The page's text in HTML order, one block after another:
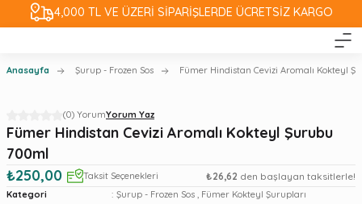
4,000 TL VE ÜZERİ SİPARİŞLERDE ÜCRETSİZ KARGO
Anasayfa Şurup - Frozen Sos Fümer Hindistan Cevizi Aromalı Kokteyl
(0) YorumYorum Yaz
Fümer Hindistan Cevizi Aromalı Kokteyl Şurubu
700ml
₺250,00
Taksit Seçenekleri ₺26,62 den başlayan taksitlerle!
Kategori Şurup - Frozen Sos , Fümer Kokteyl Şurupları